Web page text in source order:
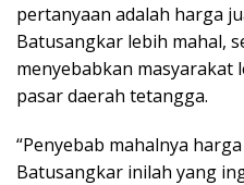
pertanyaan adalah harga
Batusangkar lebih mahal,
menyebabkan masyarakat
pasar daerah tetangga.
“Penyebab mahalnya
Batusangkar inilah yang